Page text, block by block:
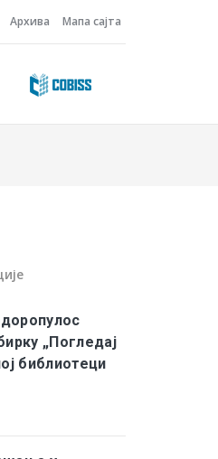
Архива Мапа сајта
„Погледај
библиотеци